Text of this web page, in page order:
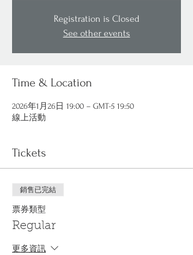
Registration is Closed
See other events
Time & Location
2026年1月26日 19:00 – GMT-5 19:50
線上活動
Tickets
銷售已完結
票券類型
Regular
更多資訊